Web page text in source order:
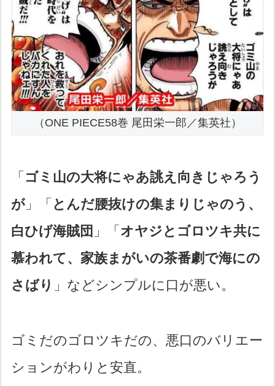
（ONE PIECE58巻 尾田栄一郎／集英社）
「 ゴミ山の大将にゃあ誂え向きじゃろう
が」「 とんだ腰抜けの集まりじゃのう、
白ひげ海賊団 」「 オヤジとゴロツキ共に
慕われて、家族まがいの茶番劇で海にの
さばり 」などシンプルに口が悪い。
ゴミだのゴロツキだの、悪口のバリエー
ションがわりと安直。